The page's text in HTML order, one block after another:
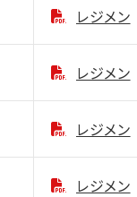
レジメン
レジメン
レジメン
レジメン